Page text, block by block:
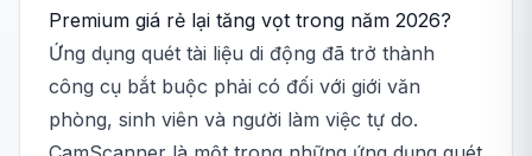
Premium giá rẻ lại tăng vọt trong năm 2026?
Ứng dụng quét tài liệu di động đã trở thành
công cụ bắt buộc phải có đối với giới văn
phòng, sinh viên và người làm việc tự do.